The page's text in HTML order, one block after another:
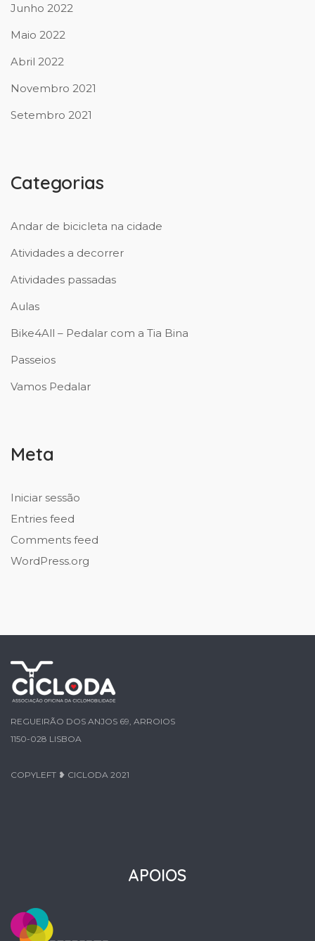
Junho 2022
Maio 2022
Abril 2022
Novembro 2021
Setembro 2021
Categorias
Andar de bicicleta na cidade
Atividades a decorrer
Atividades passadas
Aulas
Bike4All – Pedalar com a Tia Bina
Passeios
Vamos Pedalar
Meta
Iniciar sessão
Entries feed
Comments feed
WordPress.org
REGUEIRÃO DOS ANJOS 69, ARROIOS
1150-028 LISBOA
COPYLEFT ❥ CICLODA 2021
APOIOS